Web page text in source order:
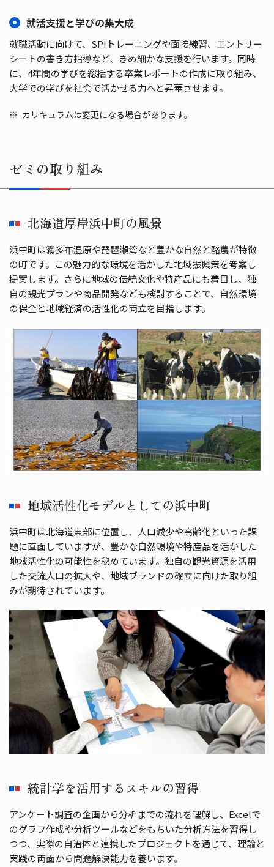
就活支援と学びの集大成
就職活動に向けて、SPIトレーニングや面接練習、エントリー
シートの書き方指導など、きめ細かな支援を行います。同時
に、4年間の学びを総括する卒業レポートの作成に取り組み、
大学での学びを社会で活かせる力へと昇華させます。
カリキュラムは変更になる場合があります。
ゼミの取り組み
北海道厚岸浜中町の風景
浜中町は霧多布湿原や琵琶瀬湾など豊かな自然と酪農が特徴
の町です。この魅力的な環境を活かした地域振興策を考案し
提案します。さらに地域の伝統文化や特産品にも着目し、独
自の観光プランや商品開発なども検討することで、自然環境
の保全と地域経済の活性化の両立を目指します。
地域活性化モデルとしての浜中町
浜中町は北海道東部に位置し、人口減少や高齢化といった課
題に直面していますが、豊かな自然環境や特産品を活かした
地域活性化の可能性を秘めています。独自の観光資源を活用
した交流人口の拡大や、地域ブランドの確立に向けた取り組
みが期待されています。
統計学を活用するスキルの習得
アンケート調査の企画から分析までの流れを理解し、Excelで
のグラフ作成や分析ツールなどをもちいた分析方法を習得し
つつ、実際の自治体と連携したプロジェクトを通じて、理論と
実践の両面から問題解決能力を養います。